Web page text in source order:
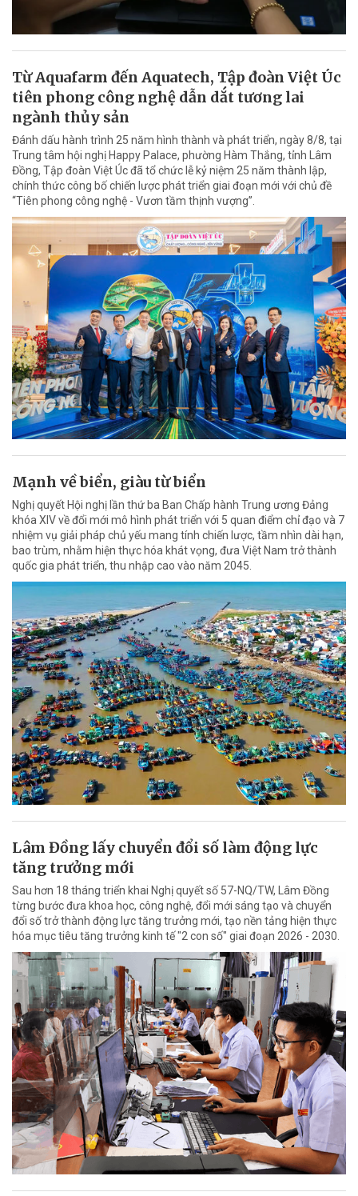
Từ Aquafarm đến Aquatech, Tập đoàn Việt Úc
tiên phong công nghệ dẫn dắt tương lai
ngành thủy sản
Đánh dấu hành trình 25 năm hình thành và phát triển, ngày 8/8, tại
Trung tâm hội nghị Happy Palace, phường Hàm Thắng, tỉnh Lâm
Đồng, Tập đoàn Việt Úc đã tổ chức lễ kỷ niệm 25 năm thành lập,
chính thức công bố chiến lược phát triển giai đoạn mới với chủ đề
“Tiên phong công nghệ - Vươn tầm thịnh vượng”.
Mạnh về biển, giàu từ biển
Nghị quyết Hội nghị lần thứ ba Ban Chấp hành Trung ương Đảng
khóa XIV về đổi mới mô hình phát triển với 5 quan điểm chỉ đạo và 7
nhiệm vụ giải pháp chủ yếu mang tính chiến lược, tầm nhìn dài hạn,
bao trùm, nhằm hiện thực hóa khát vọng, đưa Việt Nam trở thành
quốc gia phát triển, thu nhập cao vào năm 2045.
Lâm Đồng lấy chuyển đổi số làm động lực
tăng trưởng mới
Sau hơn 18 tháng triển khai Nghị quyết số 57-NQ/TW, Lâm Đồng
từng bước đưa khoa học, công nghệ, đổi mới sáng tạo và chuyển
đổi số trở thành động lực tăng trưởng mới, tạo nền tảng hiện thực
hóa mục tiêu tăng trưởng kinh tế "2 con số" giai đoạn 2026 - 2030.